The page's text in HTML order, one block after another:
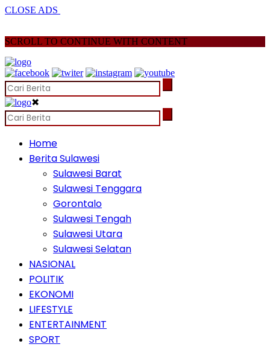
CLOSE ADS
SCROLL TO CONTINUE WITH CONTENT
✖
Home
Berita Sulawesi
Sulawesi Barat
Sulawesi Tenggara
Gorontalo
Sulawesi Tengah
Sulawesi Utara
Sulawesi Selatan
NASIONAL
POLITIK
EKONOMI
LIFESTYLE
ENTERTAINMENT
SPORT